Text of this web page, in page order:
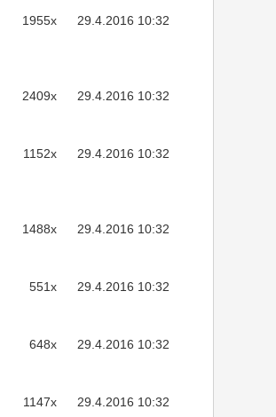
1955x 29.4.2016 10:32
2409x 29.4.2016 10:32
1152x 29.4.2016 10:32
1488x 29.4.2016 10:32
551x 29.4.2016 10:32
648x 29.4.2016 10:32
1147x 29.4.2016 10:32